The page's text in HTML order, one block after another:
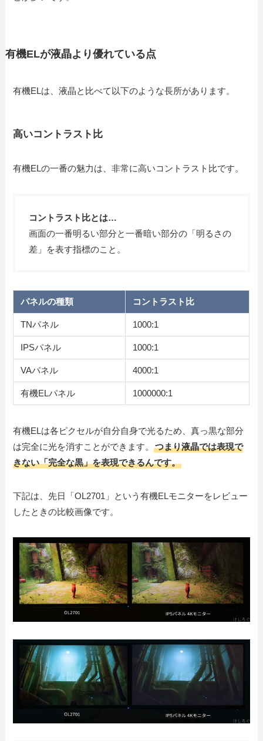
有機ELが液晶より優れている点
有機ELは、液晶と比べて以下のような長所があります。
高いコントラスト比
有機ELの一番の魅力は、非常に高いコントラスト比です。
コントラスト比とは…
画面の一番明るい部分と一番暗い部分の「明るさの
差」を表す指標のこと。
パネルの種類 コントラスト比
TNパネル 1000:1
IPSパネル 1000:1
VAパネル 4000:1
有機ELパネル 1000000:1
有機ELは各ピクセルが自分自身で光るため、真っ黒な部分
は完全に光を消すことができます。つまり液晶では表現で
きない「完全な黒」を表現できるんです。
下記は、先日「OL2701」という有機ELモニターをレビュー
したときの比較画像です。